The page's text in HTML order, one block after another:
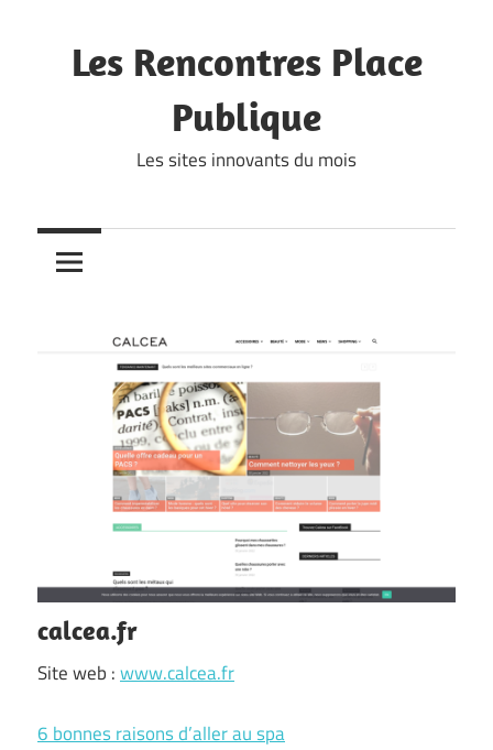
contentLes Rencontres Place
Publique
Les sites innovants du mois
calcea.fr
Site web :www.calcea.fr
6 bonnes raisons d’aller au spa